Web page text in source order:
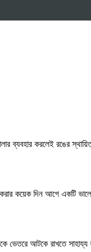
ব্যবহার করলেই রঙের
কয়েক দিন আগে একটি ভালো
ভেতরে আটকে রাখতে